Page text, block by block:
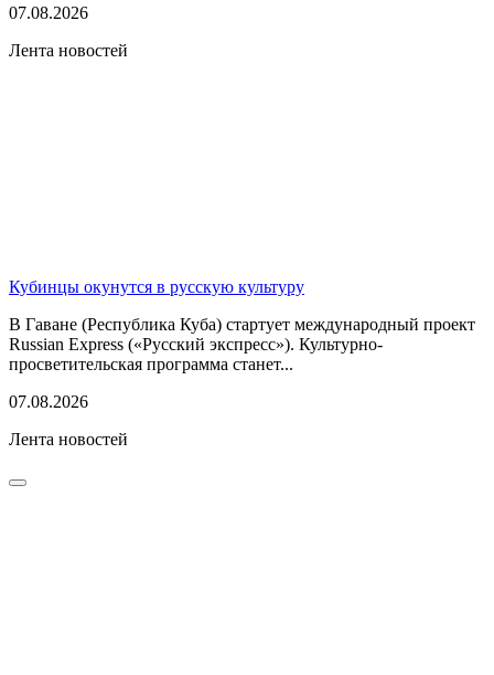
07.08.2026
Лента новостей
Кубинцы окунутся в русскую культуру
В Гаване (Республика Куба) стартует международный проект
Russian Express («Русский экспресс»). Культурно-
просветительская программа станет...
07.08.2026
Лента новостей